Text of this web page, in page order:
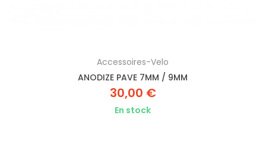
Accessoires-Velo
ANODIZE PAVE 7MM / 9MM
30,00 €
En stock